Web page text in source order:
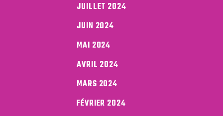
JUILLET 2024
JUIN 2024
MAI 2024
AVRIL 2024
MARS 2024
FÉVRIER 2024